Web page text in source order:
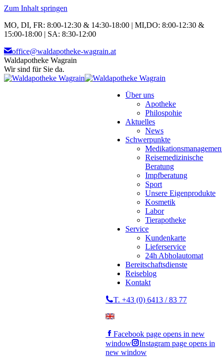
Zum Inhalt springen
MO, DI, FR: 8:00-12:30 & 14:30-18:00 | MI,DO: 8:00-12:30 &
15:00-18:00 | SA: 8:30-12:00
office@waldapotheke-wagrain.at
Waldapotheke Wagrain
Wir sind für Sie da.
Über uns
Apotheke
Philospohie
Aktuelles
News
Schwerpunkte
Reisemedizinische
Beratung
Impfberatung
Sport
Unsere Eigenprodukte
Kosmetik
Labor
Tierapotheke
Service
Kundenkarte
Lieferservice
24h Abholautomat
Bereitschaftsdienste
Reiseblog
Kontakt
T. +43 (0) 6413 / 83 77
Facebook page opens in new
window
Instagram page opens in
new window